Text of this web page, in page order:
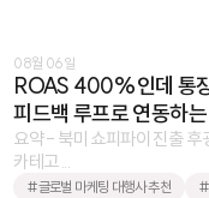
08월 06일
ROAS 400%인데 통
피드백 루프로 연동하
요약 - 북미 쇼피파이 진출
카테고 ...
#글로벌 마케팅 대행사 추천 #